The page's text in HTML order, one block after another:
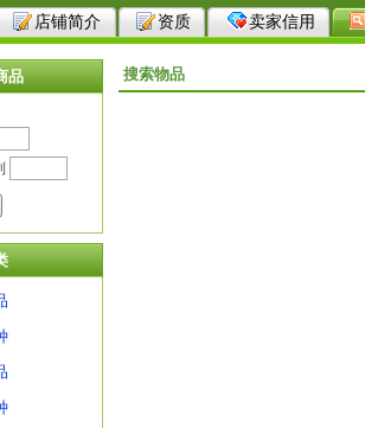
店铺简介 资质 卖家信用
品 搜索物品